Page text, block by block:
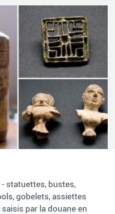
statuettes, bustes,
gobelets, assiettes
par la douane en